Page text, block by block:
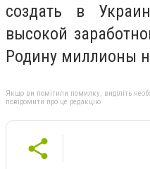
создать в
высокой
Родину миллионы
Якщо ви помітили помилку, виділіть
повідомити про це редакцію